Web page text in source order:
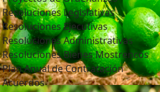
Resoluciones Legislativas
Resoluciones Ejecutivas
Resoluciones Administrativas
Resoluciones Bienes Mostrencos
Plan Anual de Contratación
Acuerdos